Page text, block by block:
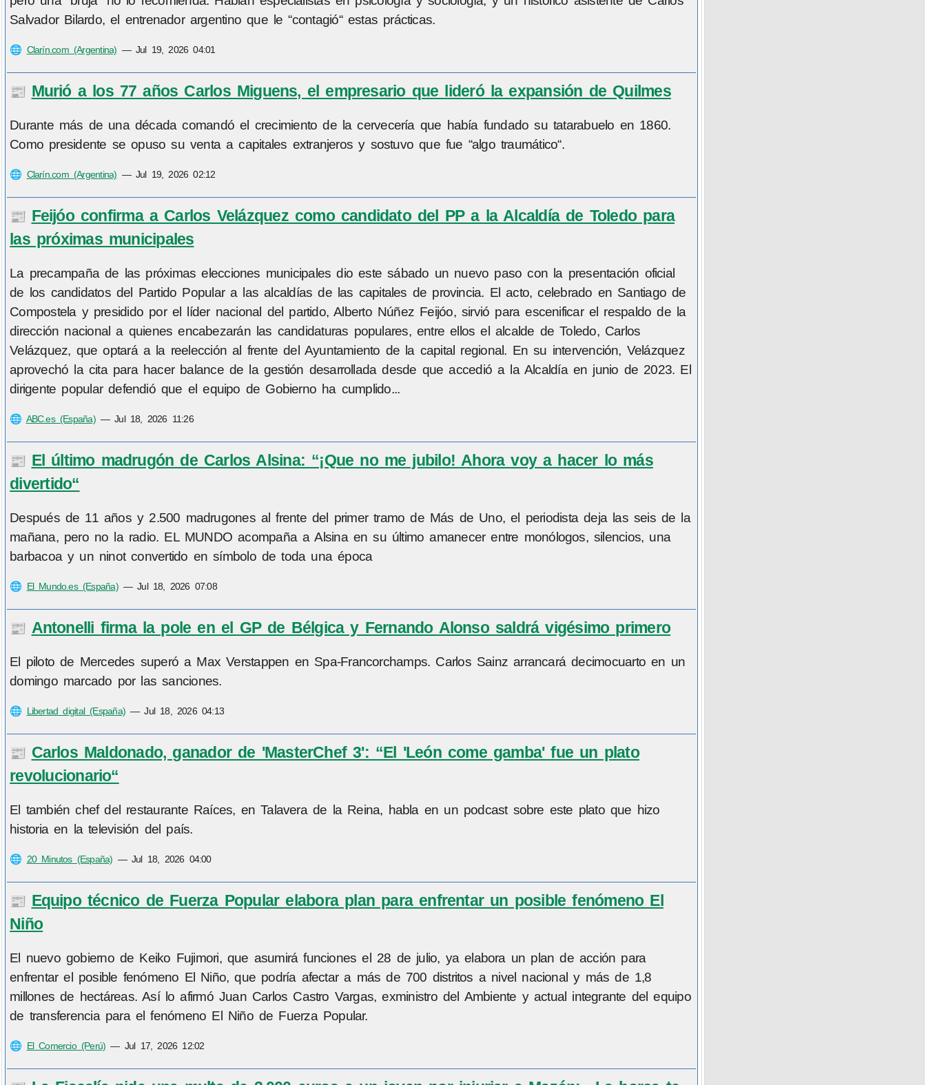
Salvador Bilardo, el entrenador argentino que le “contagió“ estas prácticas.
🌐 Clarín.com (Argentina) — Jul 19, 2026 04:01
📰 Murió a los 77 años Carlos Miguens, el empresario que lideró la expansión de Quilmes
Durante más de una década comandó el crecimiento de la cervecería que había fundado su tatarabuelo en 1860.
Como presidente se opuso su venta a capitales extranjeros y sostuvo que fue “algo traumático“.
🌐 Clarín.com (Argentina) — Jul 19, 2026 02:12
📰 Feijóo confirma a Carlos Velázquez como candidato del PP a la Alcaldía de Toledo para
las próximas municipales
La precampaña de las próximas elecciones municipales dio este sábado un nuevo paso con la presentación oficial
de los candidatos del Partido Popular a las alcaldías de las capitales de provincia. El acto, celebrado en Santiago de
Compostela y presidido por el líder nacional del partido, Alberto Núñez Feijóo, sirvió para escenificar el respaldo de la
dirección nacional a quienes encabezarán las candidaturas populares, entre ellos el alcalde de Toledo, Carlos
Velázquez, que optará a la reelección al frente del Ayuntamiento de la capital regional. En su intervención, Velázquez
aprovechó la cita para hacer balance de la gestión desarrollada desde que accedió a la Alcaldía en junio de 2023. El
dirigente popular defendió que el equipo de Gobierno ha cumplido...
🌐 ABC.es (España)—Jul 18, 2026 11:26
📰 El último madrugón de Carlos Alsina: “¡Que no me jubilo! Ahora voy a hacer lo más
divertido“
Después de 11 años y 2.500 madrugones al frente del primer tramo de Más de Uno, el periodista deja las seis de la
mañana, pero no la radio. EL MUNDO acompaña a Alsina en su último amanecer entre monólogos, silencios, una
barbacoa y un ninot convertido en símbolo de toda una época
🌐 El Mundo.es (España)—Jul 18, 2026 07:08
📰 Antonelli firma la pole en el GP de Bélgica y Fernando Alonso saldrá vigésimo primero
El piloto de Mercedes superó a Max Verstappen en Spa-Francorchamps. Carlos Sainz arrancará decimocuarto en un
domingo marcado por las sanciones.
🌐 Libertad digital (España) —Jul 18, 2026 04:13
📰 Carlos Maldonado, ganador de 'MasterChef 3': “El 'León come gamba' fue un plato
revolucionario“
El también chef del restaurante Raíces, en Talavera de la Reina, habla en un podcast sobre este plato que hizo
historia en la televisión del país.
🌐 20 Minutos (España) —Jul 18, 2026 04:00
📰 Equipo técnico de Fuerza Popular elabora plan para enfrentar un posible fenómeno El
Niño
El nuevo gobierno de Keiko Fujimori, que asumirá funciones el 28 de julio, ya elabora un plan de acción para
enfrentar el posible fenómeno El Niño, que podría afectar a más de 700 distritos a nivel nacional y más de 1,8
millones de hectáreas. Así lo afirmó Juan Carlos Castro Vargas, exministro del Ambiente y actual integrante del equipo
de transferencia para el fenómeno El Niño de Fuerza Popular.
🌐 El Comercio (Perú) — Jul 17, 2026 12:02